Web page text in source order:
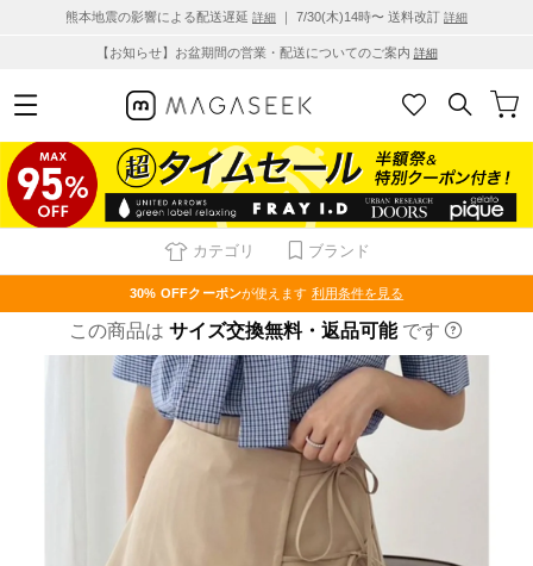
熊本地震の影響による配送遅延 詳細 ｜ 7/30(木)14時〜 送料改訂 詳細
【お知らせ】お盆期間の営業・配送についてのご案内 詳細
カテゴリ ブランド
30% OFFクーポンが使えます 利用条件を見る
この商品は サイズ交換無料・返品可能 です